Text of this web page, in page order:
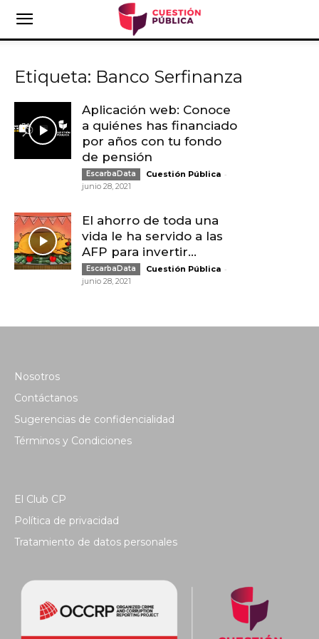
Etiqueta: Banco Serfinanza
Aplicación web: Conoce
a quiénes has financiado
por años con tu fondo
de pensión
EscarbaData Cuestión Pública -
junio 28, 2021
El ahorro de toda una
vida le ha servido a las
AFP para invertir...
EscarbaData Cuestión Pública -
junio 28, 2021
Nosotros
Contáctanos
Sugerencias de confidencialidad
Términos y Condiciones
El Club CP
Política de privacidad
Tratamiento de datos personales